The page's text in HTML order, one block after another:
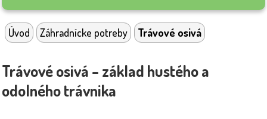
Úvod Záhradnícke potreby Trávové osivá
Trávové osivá – základ hustého a
odolného trávnika